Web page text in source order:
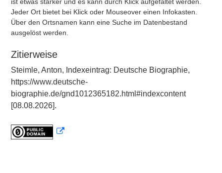
Jeder Ort bietet bei Klick oder Mouseover einen Infokasten.
Über den Ortsnamen kann eine Suche im Datenbestand
ausgelöst werden.
Zitierweise
Steimle, Anton, Indexeintrag: Deutsche Biographie,
https://www.deutsche-
biographie.de/gnd1012365182.html#indexcontent
[08.08.2026].